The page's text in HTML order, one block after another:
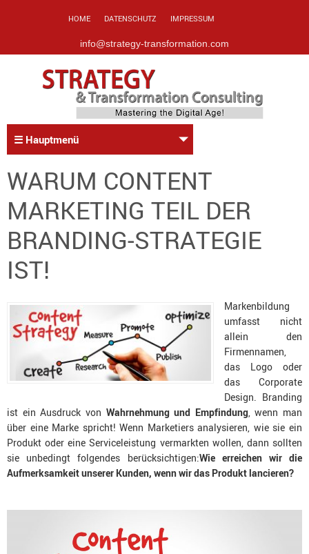
HOME DATENSCHUTZ IMPRESSUM
info@strategy-transformation.com
☰ Hauptmenü
WARUM CONTENT
MARKETING TEIL DER
BRANDING-STRATEGIE
IST!
Markenbildung
umfasst nicht
allein den
Firmennamen,
das Logo oder
das Corporate
Design. Branding
ist ein Ausdruck von Wahrnehmung und Empfindung, wenn man
über eine Marke spricht!Wenn Marketiers analysieren, wie sie ein
Produkt oder eine Serviceleistung vermarkten wollen, dann sollten
sie unbedingt folgendes berücksichtigen:Wie erreichen wir die
Aufmerksamkeit unserer Kunden, wenn wir das Produkt lancieren?